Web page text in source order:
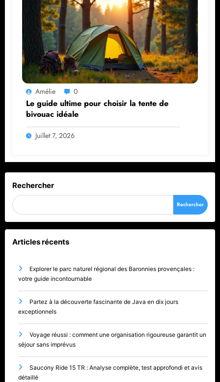
Amélie 0
Le guide ultime pour choisir la tente de
bivouac idéale
Juillet 7, 2026
Rechercher
Rechercher
Articles récents
Explorer le parc naturel régional des Baronnies provençales :
votre guide incontournable
Partez à la découverte fascinante de Java en dix jours
exceptionnels
Voyage réussi : comment une organisation rigoureuse garantit un
séjour sans imprévus
Saucony Ride 15 TR : Analyse complète, test approfondi et avis
détaillé